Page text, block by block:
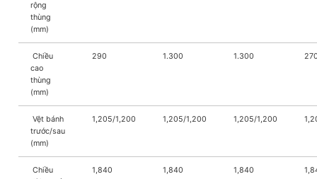
rộng
thùng
(mm)
Chiều
cao
thùng
(mm)
290 1.300 1.300
Vệt bánh
trước/sau
(mm)
1,205/1,200 1,205/1,200 1,205/1,200
Chiều
1,840 1,840 1,840